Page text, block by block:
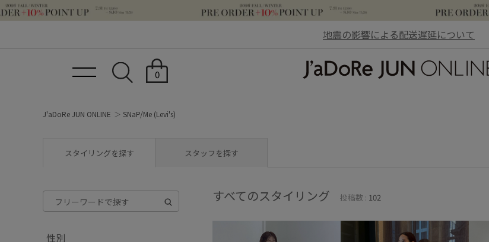
地震の影響による配送遅延について
0
J'aDoRe JUN ONLINE SNaP/Me (Levi's)
スタイリングを探す スタッフを探す
性別
すべてのスタイリング 投稿数 : 102